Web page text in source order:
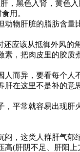
黑色入肾，黄色
用。
物肝脏的脂肪含
应该从抵御外风
，把肉皮里的胶质
而异，要看每个
在这里不是补的意
平常就容易出现
，这类人群肝气郁
(肝阴不足、肝阳